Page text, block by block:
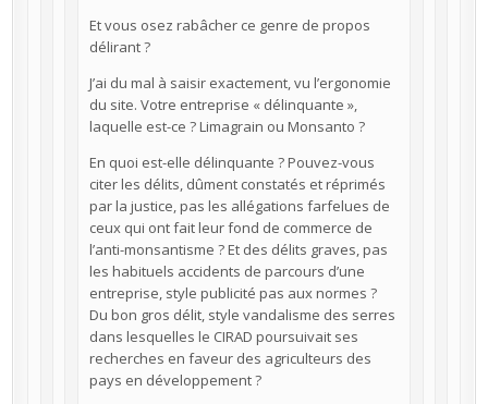
Et vous osez rabâcher ce genre de propos
délirant ?
J’ai du mal à saisir exactement, vu l’ergonomie
du site. Votre entreprise « délinquante »,
laquelle est-ce ? Limagrain ou Monsanto ?
En quoi est-elle délinquante ? Pouvez-vous
citer les délits, dûment constatés et réprimés
par la justice, pas les allégations farfelues de
ceux qui ont fait leur fond de commerce de
l’anti-monsantisme ? Et des délits graves, pas
les habituels accidents de parcours d’une
entreprise, style publicité pas aux normes ?
Du bon gros délit, style vandalisme des serres
dans lesquelles le CIRAD poursuivait ses
recherches en faveur des agriculteurs des
pays en développement ?